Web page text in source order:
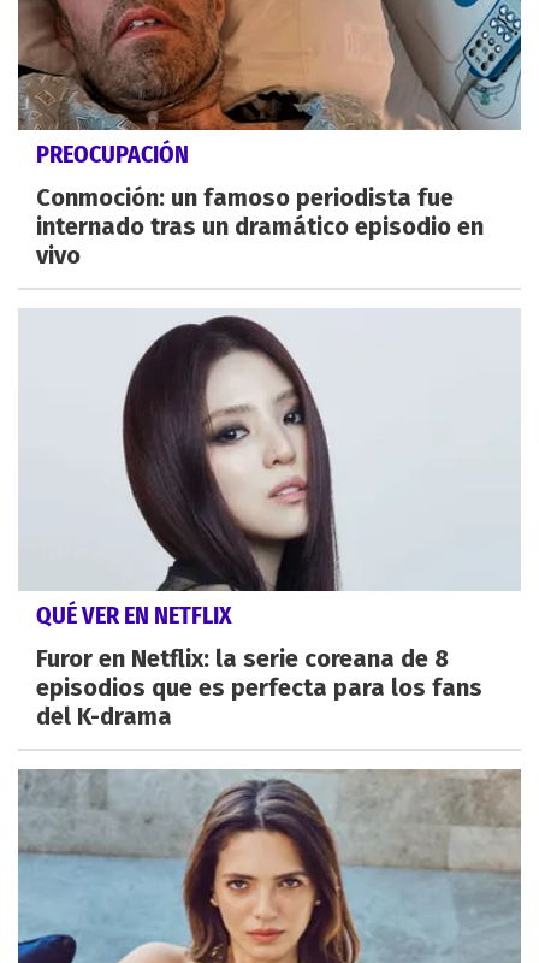
PREOCUPACIÓN
Conmoción: un famoso periodista fue
internado tras un dramático episodio en
vivo
QUÉ VER EN NETFLIX
Furor en Netflix: la serie coreana de 8
episodios que es perfecta para los fans
del K-drama